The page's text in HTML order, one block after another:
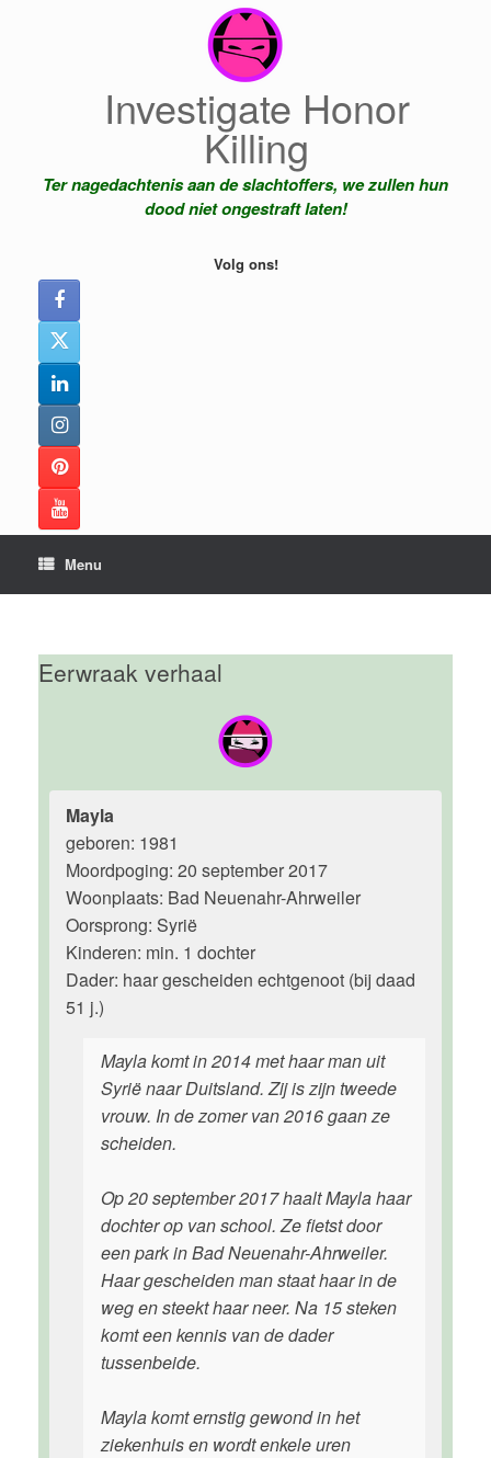
Investigate Honor
Killing
Ter nagedachtenis aan de slachtoffers, we zullen hun
dood niet ongestraft laten!
Volg ons!
Menu
Eerwraak verhaal
Mayla
geboren: 1981
Moordpoging: 20 september 2017
Woonplaats: Bad Neuenahr-Ahrweiler
Oorsprong: Syrië
Kinderen: min. 1 dochter
Dader: haar gescheiden echtgenoot (bij daad
51 j.)
Mayla komt in 2014 met haar man uit
Syrië naar Duitsland. Zij is zijn tweede
vrouw. In de zomer van 2016 gaan ze
scheiden.
Op 20 september 2017 haalt Mayla haar
dochter op van school. Ze fietst door
een park in Bad Neuenahr-Ahrweiler.
Haar gescheiden man staat haar in de
weg en steekt haar neer. Na 15 steken
komt een kennis van de dader
tussenbeide.
Mayla komt ernstig gewond in het
ziekenhuis en wordt enkele uren